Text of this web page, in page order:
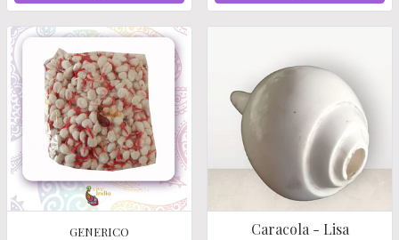
GENERICO Caracola - Lisa